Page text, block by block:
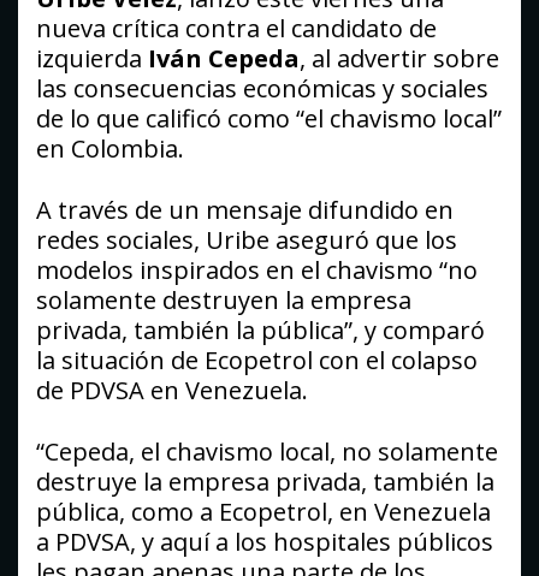
nueva crítica contra el candidato de
izquierda Iván Cepeda, al advertir sobre
las consecuencias económicas y sociales
de lo que calificó como “el chavismo local”
en Colombia.
A través de un mensaje difundido en
redes sociales, Uribe aseguró que los
modelos inspirados en el chavismo “no
solamente destruyen la empresa
privada, también la pública”, y comparó
la situación de Ecopetrol con el colapso
de PDVSA en Venezuela.
“Cepeda, el chavismo local, no solamente
destruye la empresa privada, también la
pública, como a Ecopetrol, en Venezuela
a PDVSA, y aquí a los hospitales públicos